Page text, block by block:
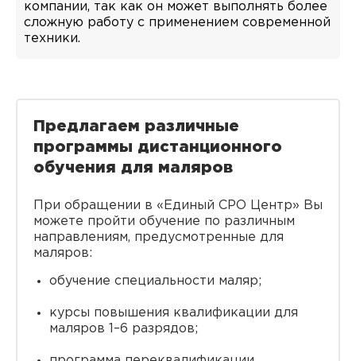
компании, так как он может выполнять более
сложную работу с применением современной
техники.
Предлагаем различные
программы дистанционного
обучения для маляров
При обращении в «Единый СРО Центр» Вы
можете пройти обучение по различным
направлениям, предусмотренные для
маляров:
обучение специальности маляр;
курсы повышения квалификации для
маляров 1–6 разрядов;